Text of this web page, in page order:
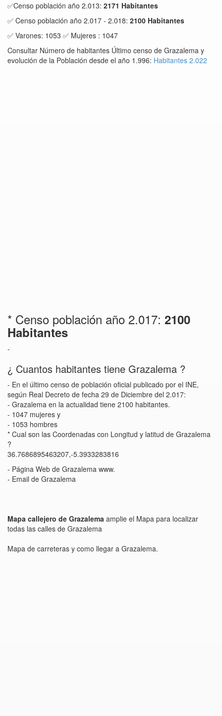
✅Censo población año 2.013: 2171 Habitantes
✅ Censo población año 2.017 - 2.018: 2100 Habitantes
✅ Varones: 1053 ✅ Mujeres : 1047
Consultar Número de habitantes Último censo de Grazalema y
evolución de la Población desde el año 1.996: Habitantes 2.022
* Censo población año 2.017: 2100
Habitantes
-
¿ Cuantos habitantes tiene Grazalema ?
- En el último censo de población oficial publicado por el INE,
según Real Decreto de fecha 29 de Diciembre del 2.017:
- Grazalema en la actualidad tiene 2100 habitantes.
- 1047 mujeres y
- 1053 hombres
* Cual son las Coordenadas con Longitud y latitud de Grazalema
?
36.7686895463207,-5.3933283816
- Página Web de Grazalema www.
- Email de Grazalema
Mapa callejero de Grazalema amplie el Mapa para localizar
todas las calles de Grazalema
Mapa de carreteras y como llegar a Grazalema.